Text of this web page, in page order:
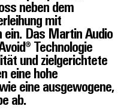
neben dem
mit
ein. Das Martin Audio
Technologie
und zielgerichtete
eine hohe
eine ausgewogene,
ab.